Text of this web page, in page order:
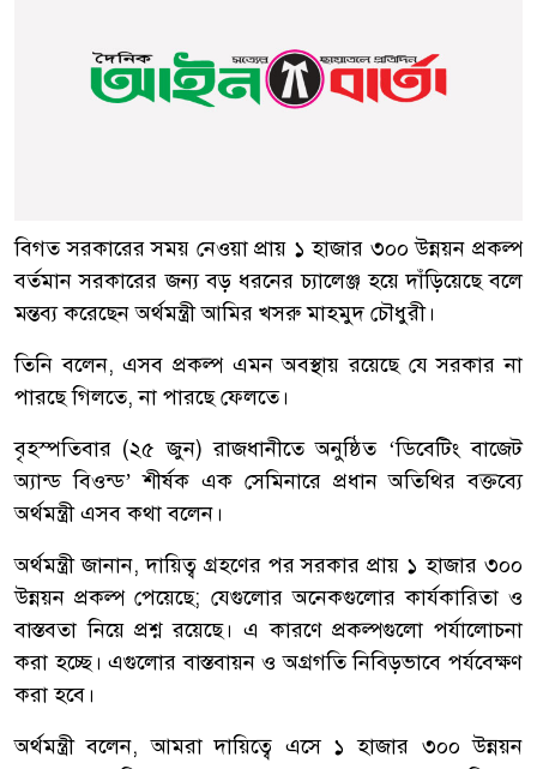
বিগত সরকারের সময় নেওয়া প্রায় ১ হাজার ৩০০ উন্নয়ন প্রকল্প
বর্তমান সরকারের জন্য বড় ধরনের চ্যালেঞ্জ হয়ে দাঁড়িয়েছে বলে
মন্তব্য করেছেন অর্থমন্ত্রী আমির খসরু মাহমুদ চৌধুরী।
তিনি বলেন, এসব প্রকল্প এমন অবস্থায় রয়েছে যে সরকার না
পারছে গিলতে, না পারছে ফেলতে।
বৃহস্পতিবার (২৫ জুন) রাজধানীতে অনুষ্ঠিত ‘ডিবেটিং বাজেট
অ্যান্ড বিওন্ড’ শীর্ষক এক সেমিনারে প্রধান অতিথির বক্তব্যে
অর্থমন্ত্রী এসব কথা বলেন।
অর্থমন্ত্রী জানান, দায়িত্ব গ্রহণের পর সরকার প্রায় ১ হাজার ৩০০
উন্নয়ন প্রকল্প পেয়েছে; যেগুলোর অনেকগুলোর কার্যকারিতা ও
বাস্তবতা নিয়ে প্রশ্ন রয়েছে। এ কারণে প্রকল্পগুলো পর্যালোচনা
করা হচ্ছে। এগুলোর বাস্তবায়ন ও অগ্রগতি নিবিড়ভাবে পর্যবেক্ষণ
করা হবে।
অর্থমন্ত্রী বলেন, আমরা দায়িত্বে এসে ১ হাজার ৩০০ উন্নয়ন